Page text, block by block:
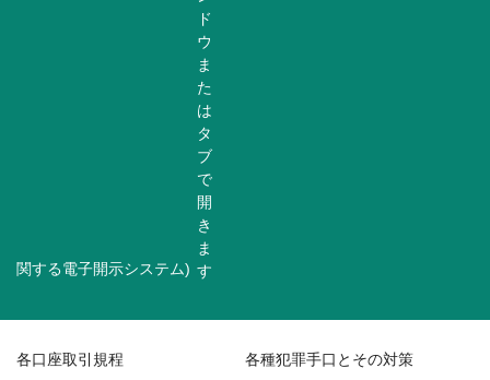
関する電子開示システム)
各口座取引規程 各種犯罪手口とその対策